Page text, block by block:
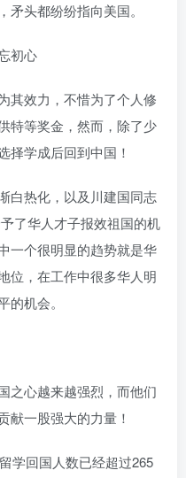
头都纷纷指向美国。
初心
其效力，不惜为了个人修
特等奖金，然而，除了少
择学成后回到中国！
白热化，以及川建国同志
了华人才子报效祖国的机
一个很明显的趋势就是华
位，在工作中很多华人明
机会。
之心越来越强烈，而他们
献一股强大的力量！
学回国人数已经超过265